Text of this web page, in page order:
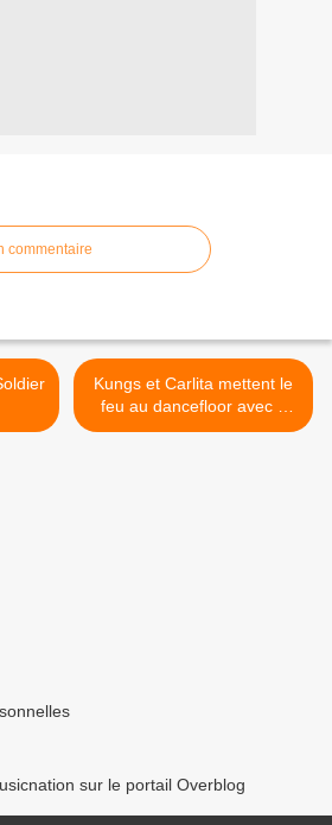
commentaire
Kungs et Carlita mettent le
feu au dancefloor avec «
Shadows » ! >
sur le portail Overblog